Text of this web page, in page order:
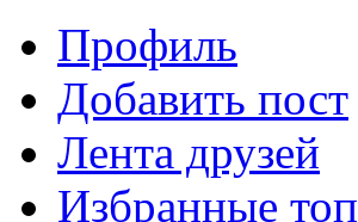
Профиль
Добавить пост
Лента друзей
Избранные